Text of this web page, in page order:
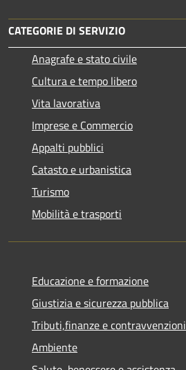
CATEGORIE DI SERVIZIO
Anagrafe e stato civile
Cultura e tempo libero
Vita lavorativa
Imprese e Commercio
Appalti pubblici
Catasto e urbanistica
Turismo
Mobilità e trasporti
Educazione e formazione
Giustizia e sicurezza pubblica
Tributi,finanze e contravvenzioni
Ambiente